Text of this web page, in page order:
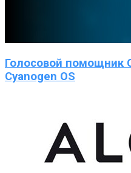
Голосовой помощник
Cyanogen OS